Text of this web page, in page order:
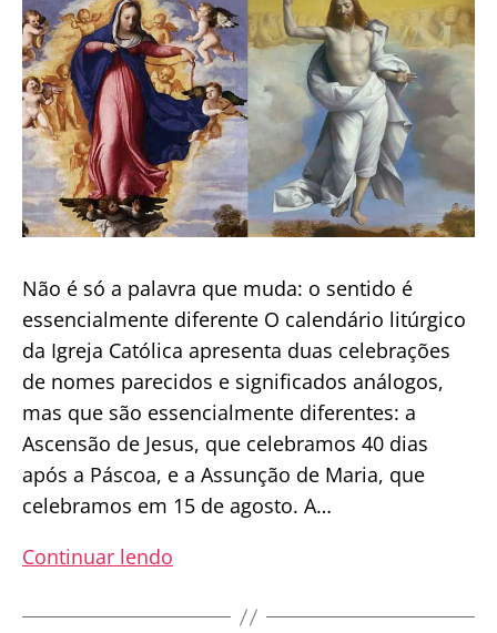
Gertrudes
Não é só a palavra que muda: o sentido é
essencialmente diferente O calendário litúrgico
da Igreja Católica apresenta duas celebrações
de nomes parecidos e significados análogos,
mas que são essencialmente diferentes: a
Ascensão de Jesus, que celebramos 40 dias
após a Páscoa, e a Assunção de Maria, que
celebramos em 15 de agosto. A…
Continuar lendo
a